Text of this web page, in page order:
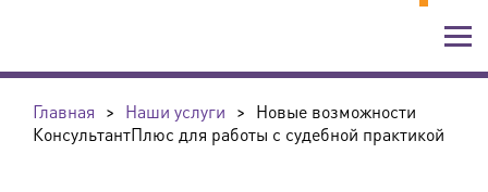
Главная > Наши услуги > Новые возможности
КонсультантПлюс для работы с судебной практикой